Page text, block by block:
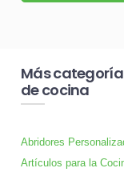
Más
de cocina
Abridores
Artículos para la